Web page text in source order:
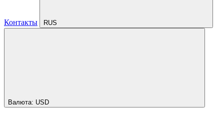
Контакты RUS
Валюта: USD